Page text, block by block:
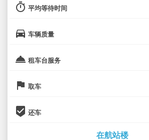
timer 平均等待时间
directions_car 车辆质量
room_service 租车台服务
flag 取车
beenhere 还车
在航站楼